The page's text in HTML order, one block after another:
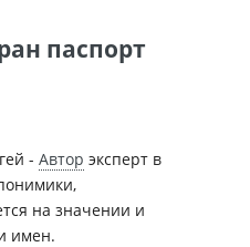
паспорт
- Автор эксперт в
на значении и
имен.